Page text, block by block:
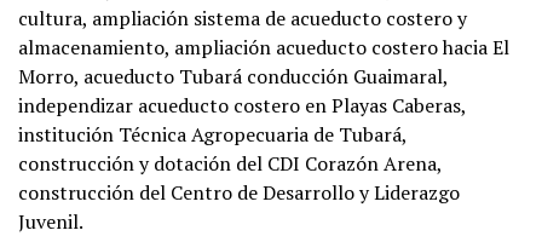
cultura, ampliación sistema de acueducto costero y
almacenamiento, ampliación acueducto costero hacia El
Morro, acueducto Tubará conducción Guaimaral,
independizar acueducto costero en Playas Caberas,
institución Técnica Agropecuaria de Tubará,
construcción y dotación del CDI Corazón Arena,
construcción del Centro de Desarrollo y Liderazgo
Juvenil.